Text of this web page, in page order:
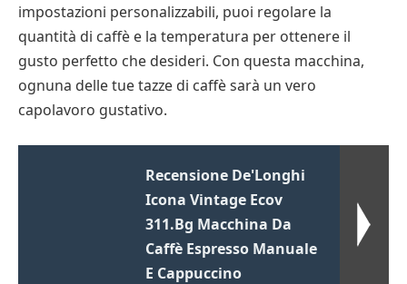
impostazioni personalizzabili, puoi regolare la
quantità di caffè e la temperatura per ottenere il
gusto perfetto che desideri. Con questa macchina,
ognuna delle tue tazze di caffè sarà un vero
capolavoro gustativo.
Recensione De'Longhi
Icona Vintage Ecov
311.Bg Macchina Da
Caffè Espresso Manuale
E Cappuccino